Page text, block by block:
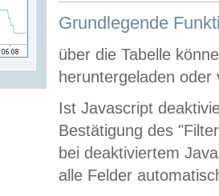
Grundlegende
über die Tabelle
heruntergeladen oder
Ist Javascript
Bestätigung des
bei deaktiviertem
alle Felder